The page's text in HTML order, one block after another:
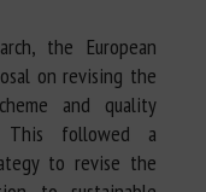
the European
on revising the
and quality
This followed a
to revise the